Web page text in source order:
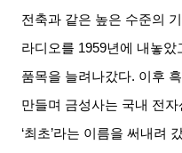
전축과 같은 높은 수준의
라디오를 1959년에 내놓았
품목을 늘려나갔다. 이후
만들며 금성사는 국내 전
‘최초’라는 이름을 써내려